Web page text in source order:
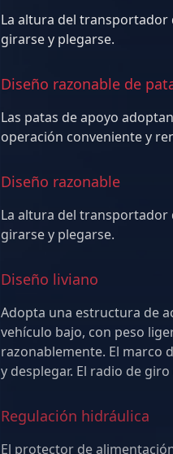
La altura del transportador
girarse y plegarse.
Diseño razonable de
Las patas de apoyo
Diseño razonable
La altura del transportador
girarse y plegarse.
Diseño liviano
Adopta una estructura de
vehículo bajo, con peso ligero. El volumen está
razonablemente. El marco
Regulación hidráulica
El protector de